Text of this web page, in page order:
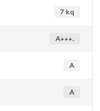
7 kq
A+++.
A
A